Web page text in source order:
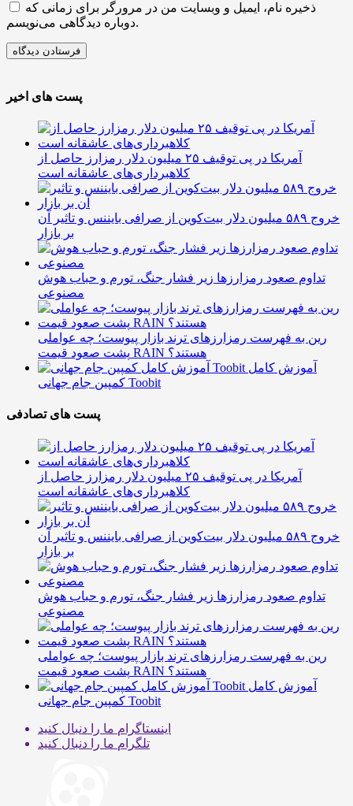
ذخیره نام، ایمیل و وبسایت من در مرورگر برای زمانی که
دوباره دیدگاهی می‌نویسم.
پست های اخیر
آمریکا در پی توقیف ۲۵ میلیون دلار رمزارز حاصل از
کلاهبرداری‌های عاشقانه است
خروج ۵۸۹ میلیون دلار بیت‌کوین از صرافی بایننس و تاثیر آن
بر بازار
تداوم صعود رمزارزها زیر فشار جنگ، تورم و حباب هوش
مصنوعی
رین به فهرست رمزارزهای ترند بازار پیوست؛ چه عواملی
پشت صعود قیمت RAIN هستند؟
آموزش کامل
کمپین جام جهانی Toobit
پست های تصادفی
آمریکا در پی توقیف ۲۵ میلیون دلار رمزارز حاصل از
کلاهبرداری‌های عاشقانه است
خروج ۵۸۹ میلیون دلار بیت‌کوین از صرافی بایننس و تاثیر آن
بر بازار
تداوم صعود رمزارزها زیر فشار جنگ، تورم و حباب هوش
مصنوعی
رین به فهرست رمزارزهای ترند بازار پیوست؛ چه عواملی
پشت صعود قیمت RAIN هستند؟
آموزش کامل
کمپین جام جهانی Toobit
اینستاگرام ما را دنبال کنید
تلگرام ما را دنبال کنید